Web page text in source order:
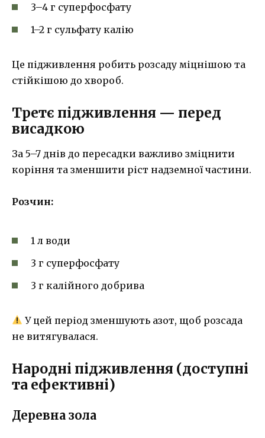
3–4 г суперфосфату
1–2 г сульфату калію
Це підживлення робить розсаду міцнішою та
стійкішою до хвороб.
Третє підживлення — перед
висадкою
За 5–7 днів до пересадки важливо зміцнити
коріння та зменшити ріст надземної частини.
Розчин:
1 л води
3 г суперфосфату
3 г калійного добрива
У цей період зменшують азот, щоб розсада
не витягувалася.
Народні підживлення (доступні
та ефективні)
Деревна зола